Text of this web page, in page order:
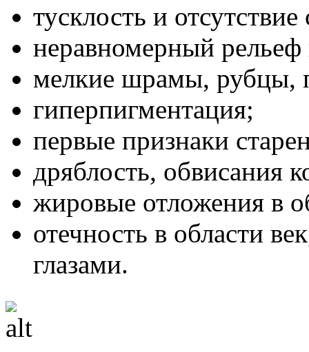
тусклость и
неравномерный
мелкие шрамы, рубцы,
гиперпигментация;
первые признаки
дряблость, обвисания
жировые отложения в
отечность в области
глазами.